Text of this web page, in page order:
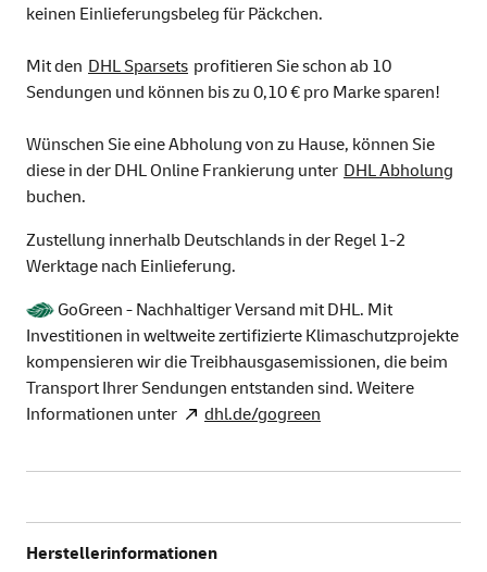
keinen Einlieferungsbeleg für Päckchen.
Mit den DHL Sparsets profitieren Sie schon ab 10
Sendungen und können bis zu 0,10 € pro Marke sparen!
Wünschen Sie eine Abholung von zu Hause, können Sie
diese in der DHL Online Frankierung unter DHL Abholung
buchen.
Zustellung innerhalb Deutschlands in der Regel 1-2
Werktage nach Einlieferung.
GoGreen - Nachhaltiger Versand mit DHL. Mit
Investitionen in weltweite zertifizierte Klimaschutzprojekte
kompensieren wir die Treibhausgasemissionen, die beim
Transport Ihrer Sendungen entstanden sind. Weitere
Informationen unter
dhl.de/gogreen
Herstellerinformationen